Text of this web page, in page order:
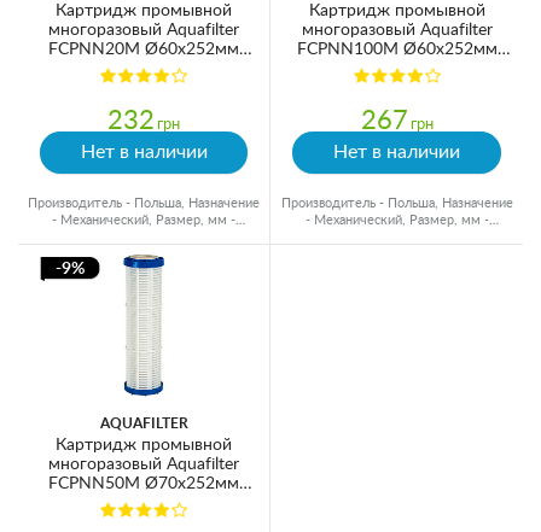
Картридж промывной
многоразовый Aquafilter
FCPNN20M Ø60x252мм
20mcr 45°C (очистка от
механических примесей)
232 грн
Нет в наличии
Производитель - Польша, Назначение
- Механический, Размер, мм -
Картридж промывной
многоразовый Aquafilter
FCPNN100M Ø60x252мм
100mcr 45°C (очистка от
механических примесей)
267 грн
Нет в наличии
Производитель - Польша, Назначение
- Механический, Размер, мм -
-9%
AQUAFILTER
Картридж промывной
многоразовый Aquafilter
FCPNN50M Ø70x252мм
50mcr 45°C (очистка от
механических примесей)